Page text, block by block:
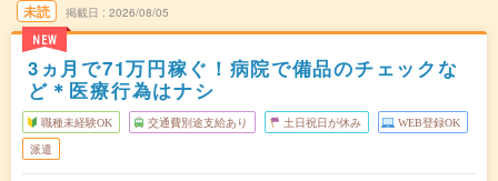
未読
NEW
掲載日 2026/08/05
3ヵ月で71万円稼ぐ！病院で備品のチェックな
ど＊医療行為はナシ
職種未経験OK 交通費別途支給あり 土日祝日が休み WEB登録OK
派遣